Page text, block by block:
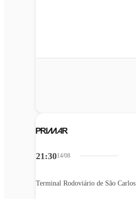
21:3014/08
Terminal Rodoviário de São Carlos